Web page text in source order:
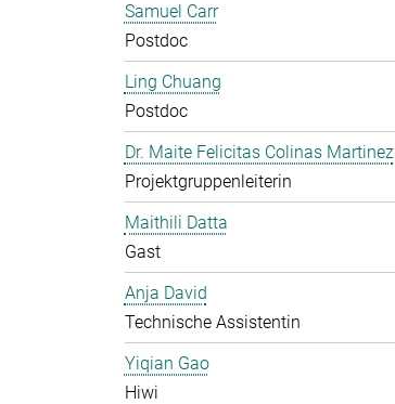
Samuel Carr
Postdoc
Ling Chuang
Postdoc
Dr. Maite Felicitas Colinas Martinez
Projektgruppenleiterin
Maithili Datta
Gast
Anja David
Technische Assistentin
Yiqian Gao
Hiwi